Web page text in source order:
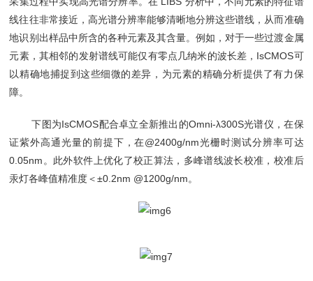
线往往非常接近，高光谱分辨率能够清晰地分辨这些谱线，从而准确
地识别出样品中所含的各种元素及其含量。例如，对于一些过渡金属
元素，其相邻的发射谱线可能仅有零点几纳米的波长差，IsCMOS可
以精确地捕捉到这些细微的差异，为元素的精确分析提供了有力保
障。
下图为IsCMOS配合卓立全新推出的Omni-λ300S光谱仪，在保
证紫外高通光量的前提下，在@2400g/nm光栅时测试分辨率可达
0.05nm。此外软件上优化了校正算法，多峰谱线波长校准，校准后
汞灯各峰值精准度＜±0.2nm @1200g/nm。